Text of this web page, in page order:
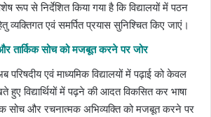
रूप से निर्देशित किया गया है कि विद्यालयों में पठन
व्यक्तिगत एवं समर्पित प्रयास सुनिश्चित किए जाएं।
और तार्किक सोच को मजबूत करने पर जोर
एवं माध्यमिक विद्यालयों में पढ़ाई को केवल
विद्यार्थियों में पढ़ने की आदत विकसित कर भाषा
सोच और रचनात्मक अभिव्यक्ति को मजबूत करने पर